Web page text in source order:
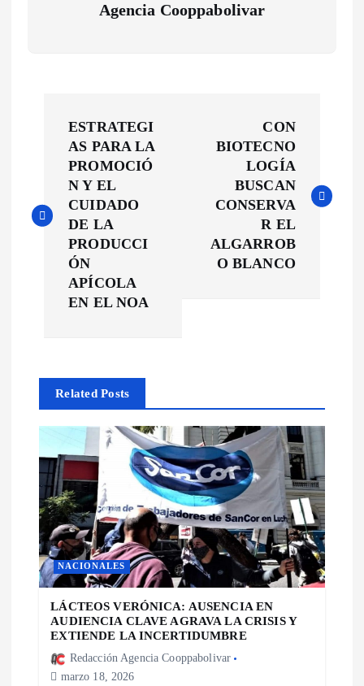
Agencia Cooppabolivar
e
ó
n
d
e
e
ESTRATEGI
AS PARA LA
PROMOCIÓ
N Y EL
CUIDADO
DE LA
PRODUCCI
ÓN
APÍCOLA
EN EL NOA
CON
BIOTECNO
LOGÍA
BUSCAN
CONSERVA
R EL
ALGARROB
O BLANCO
Related Posts
NACIONALES
LÁCTEOS VERÓNICA: AUSENCIA EN
AUDIENCIA CLAVE AGRAVA LA CRISIS Y
EXTIENDE LA INCERTIDUMBRE
Redacción Agencia Cooppabolivar
marzo 18, 2026